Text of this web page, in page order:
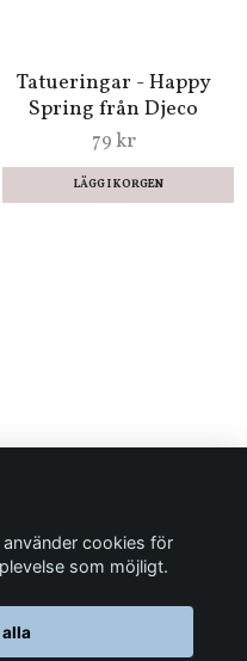
Tatueringar som lyser i
mörkret - Halloween
89 kr
79 kr
cookies för
som möjligt.